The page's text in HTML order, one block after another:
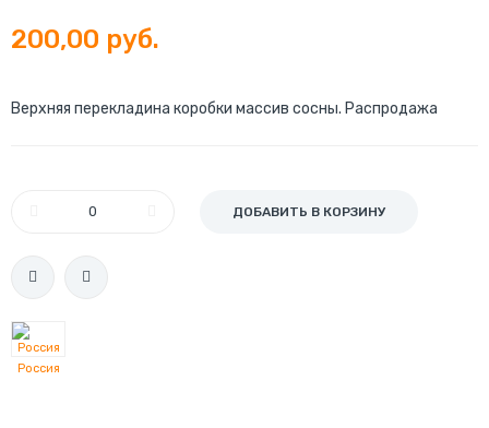
200,00 руб.
Верхняя перекладина коробки массив сосны. Распродажа
ДОБАВИТЬ В КОРЗИНУ
Россия